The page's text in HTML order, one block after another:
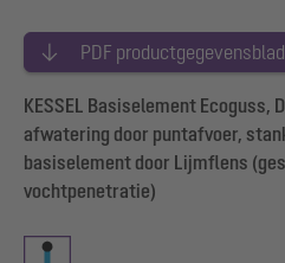
PDF productgegevensblad
KESSEL Basiselement Ecoguss,
afwatering door puntafvoer,
basiselement door Lijmflens
vochtpenetratie)